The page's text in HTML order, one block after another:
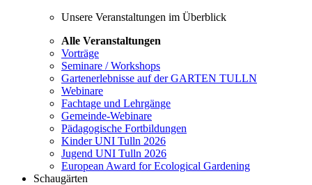
Unsere Veranstaltungen im Überblick
Alle Veranstaltungen
Vorträge
Seminare / Workshops
Gartenerlebnisse auf der GARTEN TULLN
Webinare
Fachtage und Lehrgänge
Gemeinde-Webinare
Pädagogische Fortbildungen
Kinder UNI Tulln 2026
Jugend UNI Tulln 2026
European Award for Ecological Gardening
Schaugärten